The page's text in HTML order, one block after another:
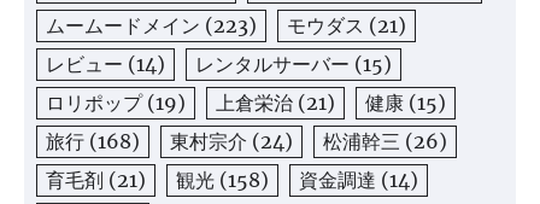
ムームードメイン (223) モウダス (21)
レビュー (14) レンタルサーバー (15)
ロリポップ(19) 上倉栄治 (21) 健康 (15)
旅行 (168) 東村宗介 (24) 松浦幹三 (26)
育毛剤 (21) 観光 (158) 資金調達 (14)